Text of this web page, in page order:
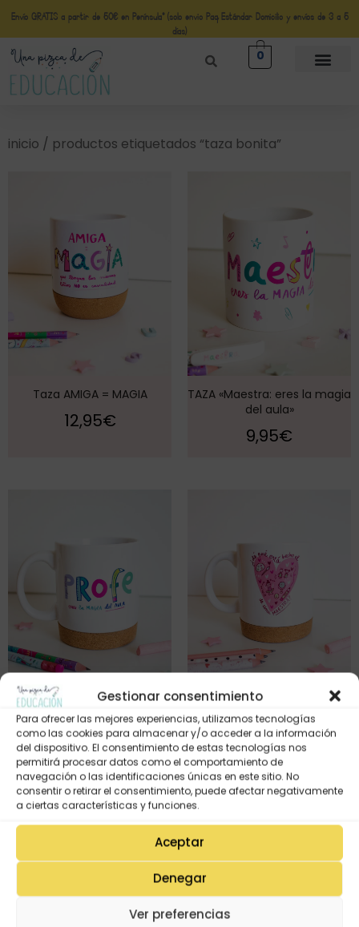
Gestionar consentimiento
Para ofrecer las mejores experiencias, utilizamos tecnologías
como las cookies para almacenar y/o acceder a la información
del dispositivo. El consentimiento de estas tecnologías nos
permitirá procesar datos como el comportamiento de
navegación o las identificaciones únicas en este sitio. No
consentir o retirar el consentimiento, puede afectar negativamente
a ciertas características y funciones.
Aceptar
Denegar
Ver preferencias
Envío GRATIS a partir de 50€ en Península* (solo envio Paq Estándar Domicilio y envíos de 3 a 5
días)
0
inicio / productos etiquetados “taza bonita”
Taza AMIGA = MAGIA
12,95€
TAZA «Maestra: eres la magia
del aula»
9,95€
TAZA «Profe: eres la magia
del aula»
9,95€
TAZA «¿De qué está hecho el
corazón de una maestra?
9,95€